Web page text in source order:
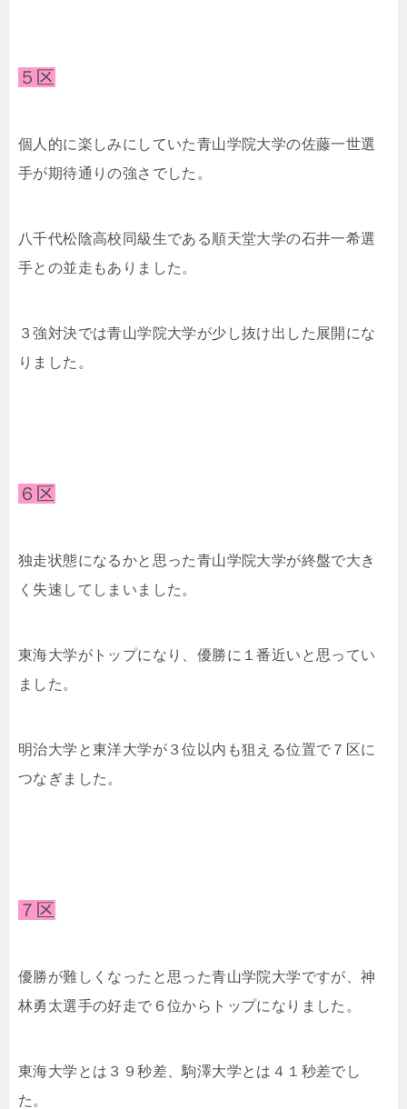
５区
個人的に楽しみにしていた青山学院大学の佐藤一世選
手が期待通りの強さでした。
八千代松陰高校同級生である順天堂大学の石井一希選
手との並走もありました。
３強対決では青山学院大学が少し抜け出した展開にな
りました。
６区
独走状態になるかと思った青山学院大学が終盤で大き
く失速してしまいました。
東海大学がトップになり、優勝に１番近いと思ってい
ました。
明治大学と東洋大学が３位以内も狙える位置で７区に
つなぎました。
７区
優勝が難しくなったと思った青山学院大学ですが、神
林勇太選手の好走で６位からトップになりました。
東海大学とは３９秒差、駒澤大学とは４１秒差でし
た。